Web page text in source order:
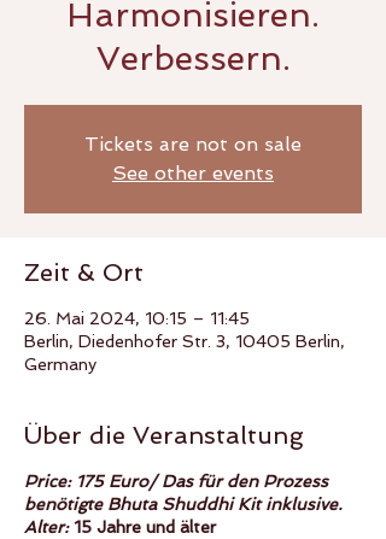
Harmonisieren.
Verbessern.
Tickets are not on sale
See other events
Zeit & Ort
26. Mai 2024, 10:15 – 11:45
Berlin, Diedenhofer Str. 3, 10405 Berlin,
Germany
Über die Veranstaltung
Price: 175 Euro/ Das für den Prozess
benötigte Bhuta Shuddhi Kit inklusive.
Alter:15 Jahre und älter